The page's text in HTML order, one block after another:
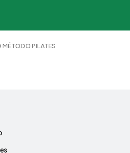
MÉTODO PILATES